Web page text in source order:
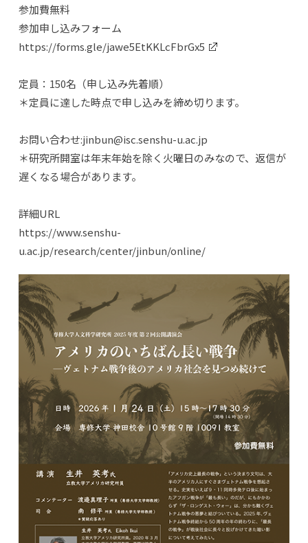
参加費無料
参加申し込みフォーム
https://forms.gle/jawe5EtKKLcFbrGx5
定員：150名（申し込み先着順）
＊定員に達した時点で申し込みを締め切ります。
お問い合わせ:jinbun@isc.senshu-u.ac.jp
＊研究所開室は年末年始を除く火曜日のみなので、返信が
遅くなる場合があります。
詳細URL
https://www.senshu-
u.ac.jp/research/center/jinbun/online/